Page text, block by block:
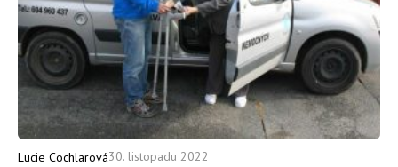
Lucie Cochlarová30. listopadu 2022